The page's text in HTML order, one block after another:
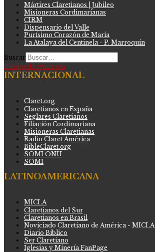
Mártires Claretianos | Jubileo
Misioneras Cordimarianas
CIRM
Dispensario del Valle
Purísimo Corazón de María
La Atalaya del Centinela - P. Marroquín
Buscar
Búsqueda avanzada
INTERNACIONAL
Claret.org
Claretianos en España
Seglares Claretianos
Filiación Cordimariana
Misioneras Claretianas
Radio Claret América
BibleClaret.org
SOMI ONU
SOMI
LATINOAMERICANA
MICLA
Claretianos del Sur
Claretianos en Brasil
Noviciado Claretiano de América - MICLA
Diario Bíblico
Ser Claretiano
Iglesias y Minería FanPage